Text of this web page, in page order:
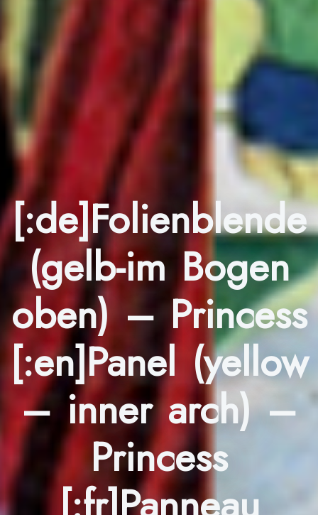
[:de]Folienblende
(gelb-im Bogen
oben) – Princess
[:en]Panel (yellow
– inner arch) –
Princess